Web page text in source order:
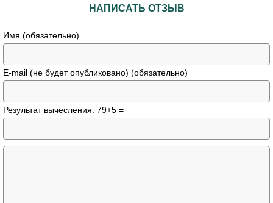
НАПИСАТЬ ОТЗЫВ
Имя (обязательно)
E-mail (не будет опубликовано) (обязательно)
Результат вычесления: 79+5 =